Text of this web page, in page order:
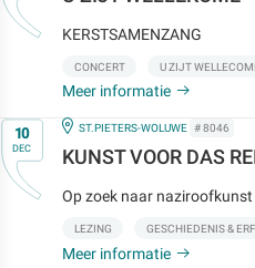
KERSTSAMENZANG
CONCERT U ZIJT
Meer informatie
Op10
DEC
IN
ST.PIETERS-WOLUWE # 8046
KUNST VOOR DAS
Op zoek naar naziroofkunst
LEZING GESCHIEDENIS &
Meer informatie